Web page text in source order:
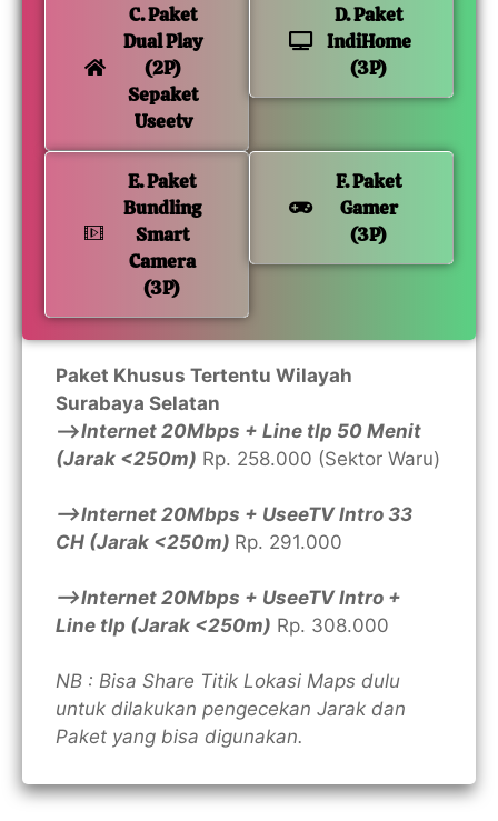
C. Paket
Dual Play
(2P)
Sepaket
Useetv
D. Paket
IndiHome
(3P)
E. Paket
Bundling
Smart
Camera
(3P)
F. Paket
Gamer
(3P)
Paket Khusus Tertentu Wilayah
Surabaya Selatan
—>Internet 20Mbps + Line tlp 50 Menit
(Jarak <250m) Rp. 258.000 (Sektor Waru)
—>Internet 20Mbps + UseeTV Intro 33
CH (Jarak <250m) Rp. 291.000
—>Internet 20Mbps + UseeTV Intro +
Line tlp (Jarak <250m) Rp. 308.000
NB : Bisa Share Titik Lokasi Maps dulu
untuk dilakukan pengecekan Jarak dan
Paket yang bisa digunakan.